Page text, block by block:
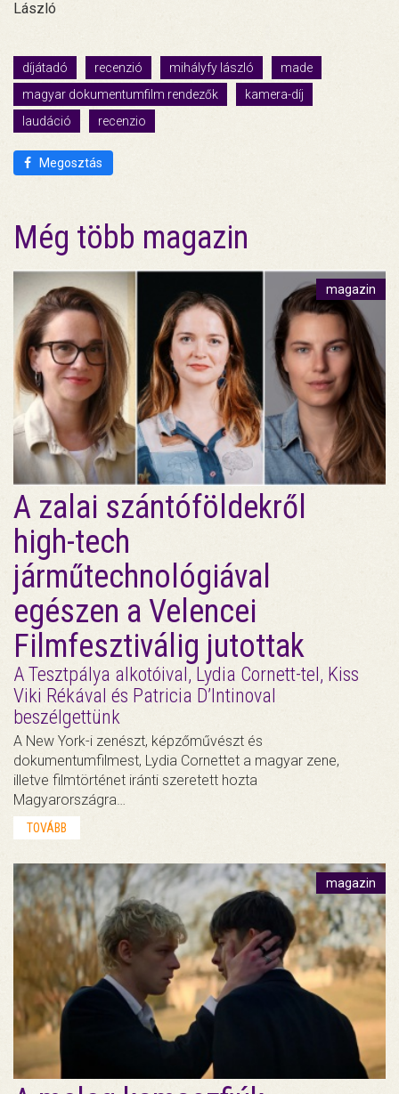
László
díjátadó recenzió mihályfy lászló
made
magyar dokumentumfilm rendezők
kamera-díj
laudáció
recenzio
Megosztás
Még több magazin
magazin
A zalai szántóföldekről
high-tech
járműtechnológiával
egészen a Velencei
Filmfesztiválig jutottak
A Tesztpálya alkotóival, Lydia Cornett-tel, Kiss
Viki Rékával és Patricia D’Intinoval
beszélgettünk
A New York-i zenészt, képzőművészt és
dokumentumfilmest, Lydia Cornettet a magyar zene,
illetve filmtörténet iránti szeretett hozta
Magyarországra…
TOVÁBB
magazin